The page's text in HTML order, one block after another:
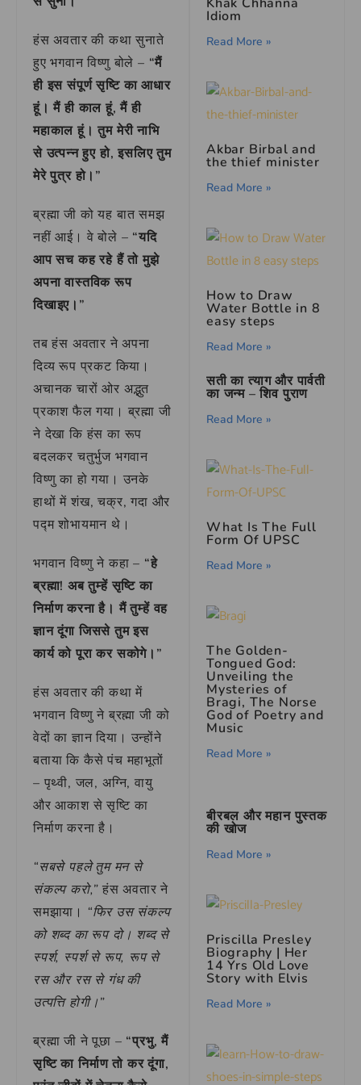
हंस अवतार की कथा सुनाते
हुए भगवान विष्णु बोले – “मैं
ही इस संपूर्ण सृष्टि का आधार
हूं। मैं ही काल हूं, मैं ही
महाकाल हूं। तुम मेरी नाभि
से उत्पन्न हुए हो, इसलिए तुम
मेरे पुत्र हो।”
ब्रह्मा जी को यह बात समझ
नहीं आई। वे बोले – “यदि
आप सच कह रहे हैं तो मुझे
अपना वास्तविक रूप
दिखाइए।”
तब हंस अवतार ने अपना
दिव्य रूप प्रकट किया।
अचानक चारों ओर अद्भुत
प्रकाश फैल गया। ब्रह्मा जी
ने देखा कि हंस का रूप
बदलकर चतुर्भुज भगवान
विष्णु का हो गया। उनके
हाथों में शंख, चक्र, गदा और
पद्म शोभायमान थे।
भगवान विष्णु ने कहा – “हे
ब्रह्मा! अब तुम्हें सृष्टि का
निर्माण करना है। मैं तुम्हें वह
ज्ञान दूंगा जिससे तुम इस
कार्य को पूरा कर सकोगे।”
हंस अवतार की कथा में
भगवान विष्णु ने ब्रह्मा जी को
वेदों का ज्ञान दिया। उन्होंने
बताया कि कैसे पंच महाभूतों
– पृथ्वी, जल, अग्नि, वायु
और आकाश से सृष्टि का
निर्माण करना है।
“सबसे पहले तुम मन से
संकल्प करो,” हंस अवतार ने
समझाया। “फिर उस संकल्प
को शब्द का रूप दो। शब्द से
स्पर्श, स्पर्श से रूप, रूप से
रस और रस से गंध की
उत्पत्ति होगी।”
ब्रह्मा जी ने पूछा – “प्रभु, मैं
सृष्टि का निर्माण तो कर दूंगा,
Idiom
Read More »
Akbar Birbal and
the thief minister
Read More »
How to Draw
Water Bottle in 8
easy steps
Read More »
सती का त्याग और पार्वती
का जन्म – शिव पुराण
Read More »
What Is The Full
Form Of UPSC
Read More »
The Golden-
Tongued God:
Unveiling the
Mysteries of
Bragi, The Norse
God of Poetry and
Music
Read More »
बीरबल और महान पुस्तक
की खोज
Read More »
Priscilla Presley
Biography | Her
14 Yrs Old Love
Story with Elvis
Read More »